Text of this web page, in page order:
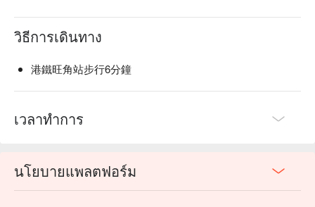
วิธีการเดินทาง
港鐵旺角站步行6分鐘
เวลาทำการ
นโยบายแพลตฟอร์ม